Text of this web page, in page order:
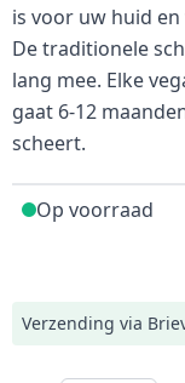
is voor uw huid
De traditionele
lang mee. Elke
gaat 6-12
scheert.
Op voorraad
Verzending via